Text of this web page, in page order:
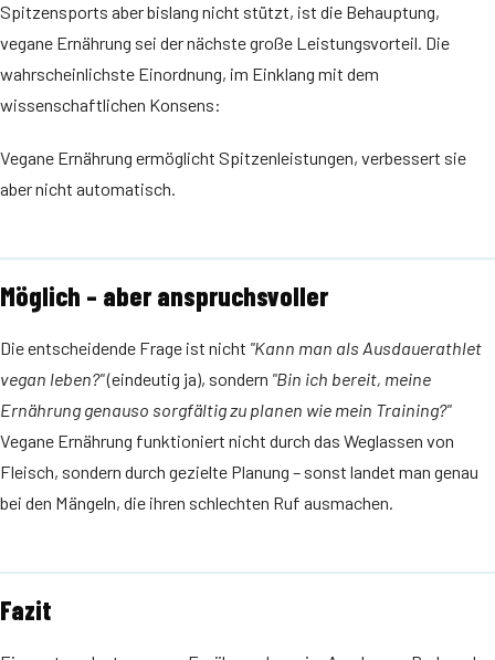
Spitzensports aber bislang nicht stützt, ist die Behauptung,
vegane Ernährung sei der nächste große Leistungsvorteil. Die
wahrscheinlichste Einordnung, im Einklang mit dem
wissenschaftlichen Konsens:
Vegane Ernährung ermöglicht Spitzenleistungen, verbessert sie
aber nicht automatisch.
Möglich – aber anspruchsvoller
Die entscheidende Frage ist nicht "Kann man als Ausdauerathlet
vegan leben?"(eindeutig ja), sondern "Bin ich bereit, meine
Ernährung genauso sorgfältig zu planen wie mein Training?"
Vegane Ernährung funktioniert nicht durch das Weglassen von
Fleisch, sondern durch gezielte Planung – sonst landet man genau
bei den Mängeln, die ihren schlechten Ruf ausmachen.
Fazit